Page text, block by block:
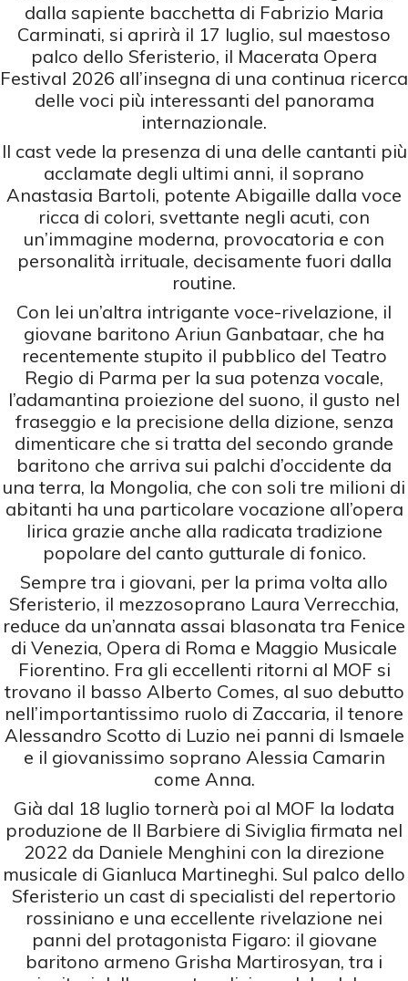
dalla sapiente bacchetta di Fabrizio Maria
Carminati, si aprirà il 17 luglio, sul maestoso
palco dello Sferisterio, il Macerata Opera
Festival 2026 all’insegna di una continua ricerca
delle voci più interessanti del panorama
internazionale.
Il cast vede la presenza di una delle cantanti più
acclamate degli ultimi anni, il soprano
Anastasia Bartoli, potente Abigaille dalla voce
ricca di colori, svettante negli acuti, con
un’immagine moderna, provocatoria e con
personalità irrituale, decisamente fuori dalla
routine.
Con lei un’altra intrigante voce-rivelazione, il
giovane baritono Ariun Ganbataar, che ha
recentemente stupito il pubblico del Teatro
Regio di Parma per la sua potenza vocale,
l’adamantina proiezione del suono, il gusto nel
fraseggio e la precisione della dizione, senza
dimenticare che si tratta del secondo grande
baritono che arriva sui palchi d’occidente da
una terra, la Mongolia, che con soli tre milioni di
abitanti ha una particolare vocazione all’opera
lirica grazie anche alla radicata tradizione
popolare del canto gutturale di fonico.
Sempre tra i giovani, per la prima volta allo
Sferisterio, il mezzosoprano Laura Verrecchia,
reduce da un’annata assai blasonata tra Fenice
di Venezia, Opera di Roma e Maggio Musicale
Fiorentino. Fra gli eccellenti ritorni al MOF si
trovano il basso Alberto Comes, al suo debutto
nell’importantissimo ruolo di Zaccaria, il tenore
Alessandro Scotto di Luzio nei panni di Ismaele
e il giovanissimo soprano Alessia Camarin
come Anna.
Già dal 18 luglio tornerà poi al MOF la lodata
produzione de Il Barbiere di Siviglia firmata nel
2022 da Daniele Menghini con la direzione
musicale di Gianluca Martineghi. Sul palco dello
Sferisterio un cast di specialisti del repertorio
rossiniano e una eccellente rivelazione nei
panni del protagonista Figaro: il giovane
baritono armeno Grisha Martirosyan, tra i